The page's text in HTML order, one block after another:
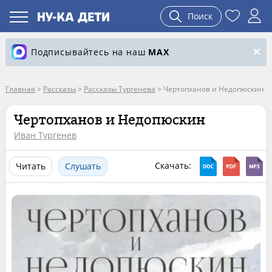
Поиск
Подписывайтесь на наш MAX
Главная > Рассказы > Рассказы Тургенева > Чертопханов и Недопюскин
Чертопханов и Недопюскин
Иван Тургенев
Читать Слушать Скачать: